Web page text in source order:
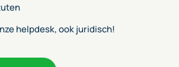
helpdesk, ook juridisch!